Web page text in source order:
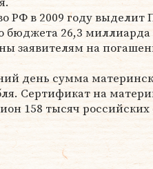
РФ в 2009 году
бюджета 26,3
заявителям на
день сумма
Сертификат на
158 тысяч